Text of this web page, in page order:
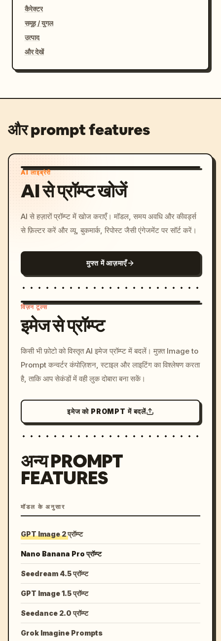
कैरेक्टर
समूह / युगल
उत्पाद
और देखें
और prompt features
AI लाइब्रेरी
AI से प्रॉम्प्ट खोजें
AI से हज़ारों प्रॉम्प्ट में खोज कराएँ। मॉडल, समय अवधि और कीवर्ड्स
से फ़िल्टर करें और व्यू, बुकमार्क, रिपोस्ट जैसी एंगेजमेंट पर सॉर्ट करें।
मुफ्त में आज़माएँ
c, cyberpunk sunset, neon
colors, 8k --v 6.0
विज़न टूल्स
इमेज से प्रॉम्प्ट
किसी भी फ़ोटो को विस्तृत AI इमेज प्रॉम्प्ट में बदलें। मुफ़्त Image to
Prompt कन्वर्टर कंपोज़िशन, स्टाइल और लाइटिंग का विश्लेषण करता
है, ताकि आप सेकंडों में वही लुक दोबारा बना सकें।
इमेज को PROMPT में बदलें
अन्य PROMPT
FEATURES
मॉडल के अनुसार
GPT Image 2 प्रॉम्प्ट
Nano Banana Pro प्रॉम्प्ट
Seedream 4.5 प्रॉम्प्ट
GPT Image 1.5 प्रॉम्प्ट
Seedance 2.0 प्रॉम्प्ट
Grok Imagine Prompts